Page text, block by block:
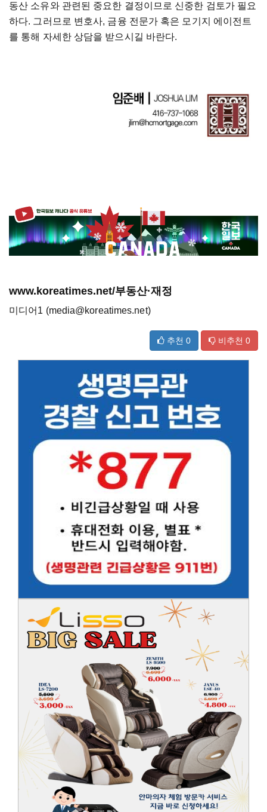
동산 소유와 관련된 중요한 결정이므로 신중한 검토가 필요
하다. 그러므로 변호사, 금융 전문가 혹은 모기지 에이전트
를 통해 자세한 상담을 받으시길 바란다.
www.koreatimes.net/부동산·재정
미디어1 (media@koreatimes.net)
추천 0 비추천 0